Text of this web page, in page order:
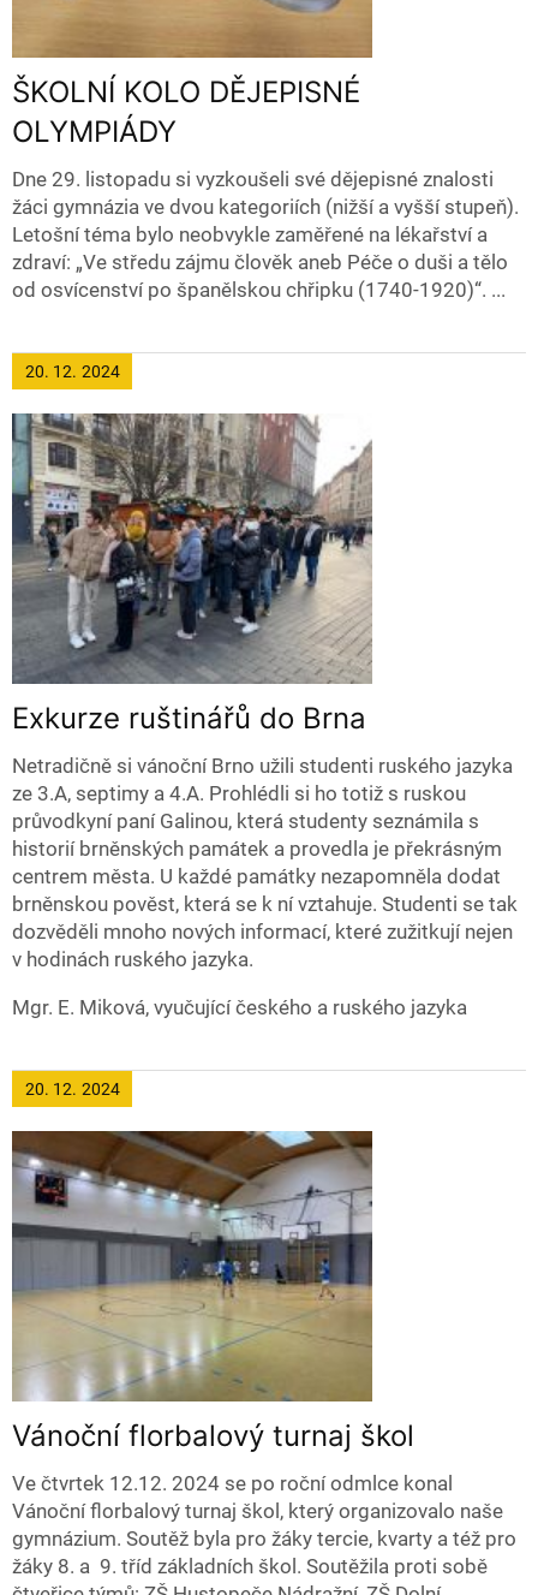
ŠKOLNÍ KOLO DĚJEPISNÉ
OLYMPIÁDY
Dne 29. listopadu si vyzkoušeli své dějepisné znalosti
žáci gymnázia ve dvou kategoriích (nižší a vyšší stupeň).
Letošní téma bylo neobvykle zaměřené na lékařství a
zdraví: „Ve středu zájmu člověk aneb Péče o duši a tělo
od osvícenství po španělskou chřipku (1740-1920)“. ...
20. 12. 2024
Exkurze ruštinářů do Brna
Netradičně si vánoční Brno užili studenti ruského jazyka
ze 3.A, septimy a 4.A. Prohlédli si ho totiž s ruskou
průvodkyní paní Galinou, která studenty seznámila s
historií brněnských památek a provedla je překrásným
centrem města. U každé památky nezapomněla dodat
brněnskou pověst, která se k ní vztahuje. Studenti se tak
dozvěděli mnoho nových informací, které zužitkují nejen
v hodinách ruského jazyka.
Mgr. E. Miková, vyučující českého a ruského jazyka
20. 12. 2024
Vánoční florbalový turnaj škol
Ve čtvrtek 12.12. 2024 se po roční odmlce konal
Vánoční florbalový turnaj škol, který organizovalo naše
gymnázium. Soutěž byla pro žáky tercie, kvarty a též pro
žáky 8. a 9. tříd základních škol. Soutěžila proti sobě